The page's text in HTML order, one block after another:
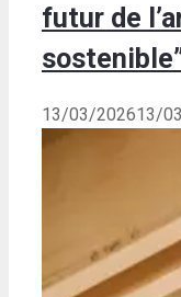
futur de
13/03/202613/